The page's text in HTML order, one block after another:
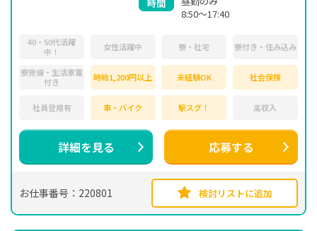
時間
8:50～17:40
40・50代活躍
中！
女性活躍中 寮・社宅 寮付き・住み込み
寮完備・生活家電
付き
時給1,200円以上 未経験OK 社会保険
社員登用有 車・バイク 駅スグ！ 高収入
詳細を見る 応募する
お仕事番号：220801 検討リストに追加